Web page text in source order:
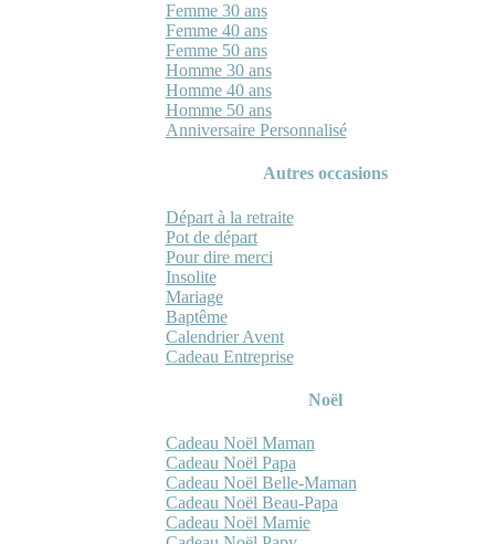
Femme 30 ans
Femme 40 ans
Femme 50 ans
Homme 30 ans
Homme 40 ans
Homme 50 ans
Anniversaire Personnalisé
Autres occasions
Départ à la retraite
Pot de départ
Pour dire merci
Insolite
Mariage
Baptême
Calendrier Avent
Cadeau Entreprise
Noël
Cadeau Noël Maman
Cadeau Noël Papa
Cadeau Noël Belle-Maman
Cadeau Noël Beau-Papa
Cadeau Noël Mamie